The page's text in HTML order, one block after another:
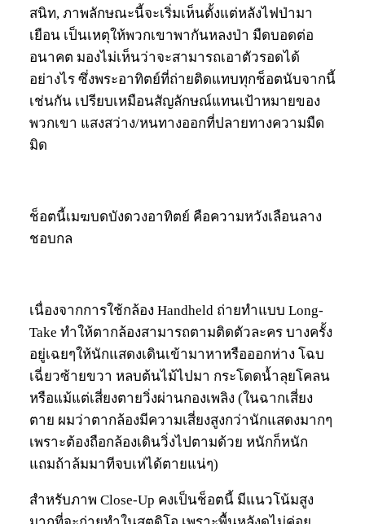
สนิท, ภาพลักษณะนี้จะเริ่มเห็นตั้งแต่หลังไฟป่ามา
เยือน เป็นเหตุให้พวกเขาพากันหลงป่า มืดบอดต่อ
อนาคต มองไม่เห็นว่าจะสามารถเอาตัวรอดได้
อย่างไร ซึ่งพระอาทิตย์ที่ถ่ายติดแทบทุกช็อตนับจากนี้
เช่นกัน เปรียบเหมือนสัญลักษณ์แทนเป้าหมายของ
พวกเขา แสงสว่าง/หนทางออกที่ปลายทางความมืด
มิด
ช็อตนี้เมฆบดบังดวงอาทิตย์ คือความหวังเลือนลาง
ชอบกล
เนื่องจากการใช้กล้อง Handheld ถ่ายทำแบบ Long-
Take ทำให้ตากล้องสามารถตามติดตัวละคร บางครั้ง
อยู่เฉยๆให้นักแสดงเดินเข้ามาหาหรือออกห่าง โฉบ
เฉี่ยวซ้ายขวา หลบต้นไม้ไปมา กระโดดน้ำลุยโคลน
หรือแม้แต่เสี่ยงตายวิ่งผ่านกองเพลิง (ในฉากเสี่ยง
ตาย ผมว่าตากล้องมีความเสี่ยงสูงกว่านักแสดงมากๆ
เพราะต้องถือกล้องเดินวิ่งไปตามด้วย หนักก็หนัก
แถมถ้าล้มมาทีจบเห่ได้ตายแน่ๆ)
สำหรับภาพ Close-Up คงเป็นช็อตนี้ มีแนวโน้มสูง